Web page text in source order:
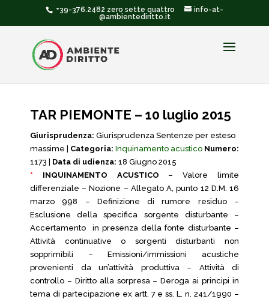
+39-376.2482 zero sette quattro
info-at-
@ambientediritto.it
TAR PIEMONTE – 10 luglio 2015
Giurisprudenza: Giurisprudenza Sentenze per esteso
massime | Categoria: Inquinamento acustico Numero:
1173 | Data di udienza: 18 Giugno 2015
* INQUINAMENTO ACUSTICO – Valore limite
differenziale – Nozione – Allegato A, punto 12 D.M. 16
marzo 998 – Definizione di rumore residuo –
Esclusione della specifica sorgente disturbante –
Accertamento in presenza della fonte disturbante –
Attività continuative o sorgenti disturbanti non
sopprimibili – Emissioni/immissioni acustiche
provenienti da un’attività produttiva – Attività di
controllo – Diritto alla sorpresa – Deroga ai principi in
tema di partecipazione ex artt. 7 e ss. L. n. 241/1990 –